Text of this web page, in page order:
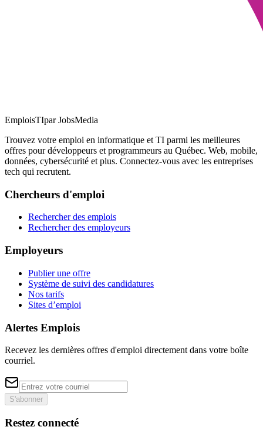
EmploisTIpar JobsMedia
Trouvez votre emploi en informatique et TI parmi les meilleures
offres pour développeurs et programmeurs au Québec. Web, mobile,
données, cybersécurité et plus. Connectez-vous avec les entreprises
tech qui recrutent.
Chercheurs d'emploi
Rechercher des emplois
Rechercher des employeurs
Employeurs
Publier une offre
Système de suivi des candidatures
Nos tarifs
Sites d’emploi
Alertes Emplois
Recevez les dernières offres d'emploi directement dans votre boîte
courriel.
S'abonner
Restez connecté